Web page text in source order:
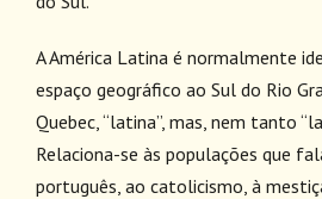
A América Latina é normalmente
espaço geográfico ao Sul do Rio
Quebec, “latina”, mas, nem tanto
Relaciona-se às populações que
português, ao catolicismo, à